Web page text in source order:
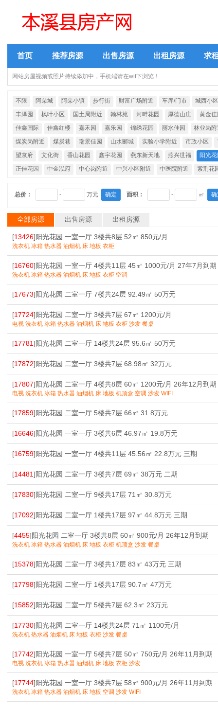
首页 推荐房源 出售房源 出租房源 求
网站房屋视频或照片持续添加中，手机端请在wif下浏览！
不限 阿朵城 阿朵小镇 步行街 财富广场附近 车库/门市
城西小区
丰泽园
枫叶小区 国土局附近 翰林苑 河畔花园 厚德山庄
黄金
佳鑫国际
佳鑫红楼 嘉禾园 嘉乐园 锦绣花园 丽水佳园
林业岗
煤炭岗附近
煤炭巷 瑞景佳园 山水郦城 实验小学附近 市政小区
望京府
文化街 香山花园 鑫宇花园 燕东新天地 燕兴世福
阳光
正佳花园
中金泓府 中心岗附近 中兴小区附近 中医院附近 紫荆花
总价： - 万元 确定 面积： - ㎡
全部房源 出售房源 出租房源
[13426]阳光花园 一室一厅 3楼共8层 52㎡ 850元/月
洗衣机 冰箱 热水器 油烟机 床 地板 衣柜
[16760]阳光花园 一室一厅 4楼共11层 45㎡ 1000元/月 27年7月到期
洗衣机 冰箱 热水器 油烟机 床 地板 衣柜 空调
[17673]阳光花园 二室一厅 7楼共24层 92.49㎡ 50万元
[17724]阳光花园 二室一厅 3楼共7层 67㎡ 1200元/月
电视 洗衣机 冰箱 热水器 油烟机 床 地板 衣柜 沙发 餐桌
[17781]阳光花园 二室一厅 14楼共24层 95.6㎡ 50万元
[17872]阳光花园 二室一厅 3楼共7层 68.98㎡ 32万元
[17807]阳光花园 二室一厅 4楼共8层 60㎡ 1200元/月 26年12月到期
电视 洗衣机 冰箱 热水器 油烟机 床 地板 机顶盒 空调 沙发 WIFI
[17859]阳光花园 二室一厅 5楼共7层 66㎡ 31.8万元
[16646]阳光花园 一室一厅 3楼共6层 46.97㎡ 19.8万元
[16759]阳光花园 一室一厅 4楼共11层 45.56㎡ 22.8万元 三期
[14481]阳光花园 二室一厅 3楼共7层 69㎡ 38万元 二期
[17830]阳光花园 二室一厅 9楼共17层 71㎡ 30.8万元
[17092]阳光花园 二室一厅 1楼共17层 97㎡ 44.8万元 三期
[4455]阳光花园 二室一厅 3楼共8层 60㎡ 900元/月 26年12月到期
洗衣机 冰箱 热水器 油烟机 床 地板 衣柜 机顶盒 沙发 餐桌
[15378]阳光花园 二室一厅 3楼共17层 83㎡ 43万元 三期
[17798]阳光花园 二室一厅 1楼共17层 90.7㎡ 47万元
[15852]阳光花园 二室一厅 5楼共7层 62.3㎡ 23万元
[17730]阳光花园 二室一厅 14楼共24层 71㎡ 1100元/月
洗衣机 热水器 油烟机 床 地板 衣柜 沙发 餐桌
[17742]阳光花园 一室一厅 5楼共7层 50㎡ 750元/月 26年11月到期
电视 洗衣机 冰箱 热水器 油烟机 床 地板 衣柜 沙发
[17744]阳光花园 一室一厅 3楼共7层 58㎡ 900元/月 26年11月到期
洗衣机 冰箱 热水器 油烟机 床 地板 空调 沙发 WIFI